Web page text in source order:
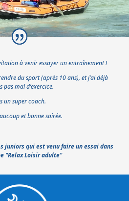
à venir essayer un entraînement !
du sport (après 10 ans), et j’ai déjà
pas mal d’exercice.
un super coach.
et bonne soirée.
juniors qui est venu faire un essai dans
"Relax Loisir adulte"